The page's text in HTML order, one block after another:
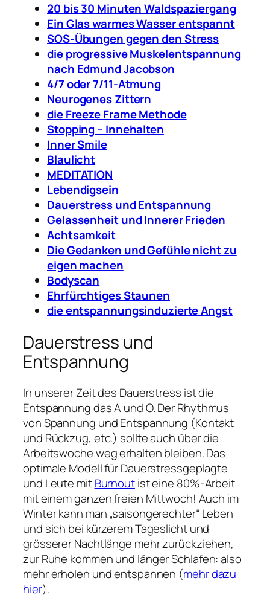
20 bis 30 Minuten Waldspaziergang
Ein Glas warmes Wasser entspannt
SOS-Übungen gegen den Stress
die progressive Muskelentspannung
nach Edmund Jacobson
4/7 oder 7/11-Atmung
Neurogenes Zittern
die Freeze Frame Methode
Stopping – Innehalten
Inner Smile
Blaulicht
MEDITATION
Lebendigsein
Dauerstress und Entspannung
Gelassenheit und Innerer Frieden
Achtsamkeit
Die Gedanken und Gefühle nicht zu
eigen machen
Bodyscan
Ehrfürchtiges Staunen
die entspannungsinduzierte Angst
Dauerstress und
Entspannung
In unserer Zeit des Dauerstress ist die
Entspannung das A und O. Der Rhythmus
von Spannung und Entspannung (Kontakt
und Rückzug, etc.) sollte auch über die
Arbeitswoche weg erhalten bleiben. Das
optimale Modell für Dauerstressgeplagte
und Leute mitBurnoutist eine 80%-Arbeit
mit einem ganzen freien Mittwoch! Auch im
Winter kann man „saisongerechter“ Leben
und sich bei kürzerem Tageslicht und
grösserer Nachtlänge mehr zurückziehen,
zur Ruhe kommen und länger Schlafen: also
mehr erholen und entspannen (mehr dazu
hier).